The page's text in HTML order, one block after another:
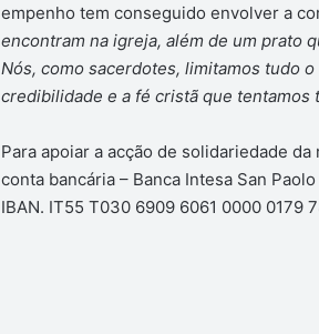
empenho tem conseguido envolver a
encontram na igreja, além de um prato
Nós, como sacerdotes, limitamos tudo
credibilidade e a fé cristã que tentamos
Para apoiar a acção de solidariedade
conta bancária – Banca Intesa San
IBAN. IT55 T030 6909 6061 0000 0179